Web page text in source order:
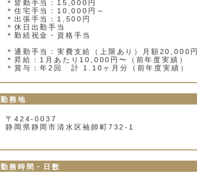
＊皆勤手当：15,000円
＊住宅手当：10,000円～
＊出張手当：1,500円
＊休日出勤手当
＊勤続祝金・資格手当
＊通勤手当：実費支給（上限あり）月額20,000円
＊昇給：1月あたり10,000円〜（前年度実績）
＊賞与：年2回 計 1.10ヶ月分（前年度実績）
勤務地
〒424-0037
静岡県静岡市清水区袖師町732‐1
勤務時間・日数